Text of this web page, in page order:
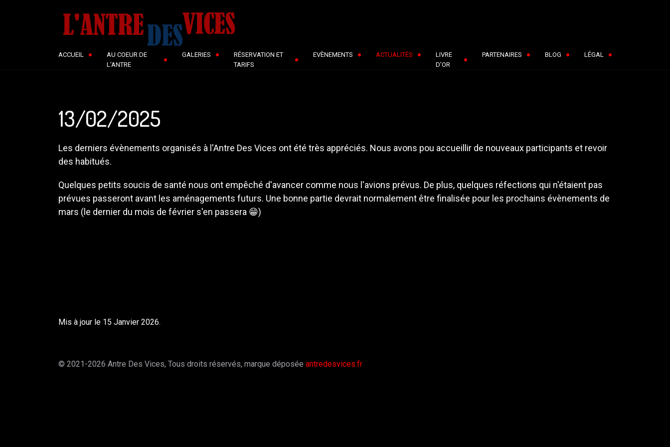
ACCUEIL
AU COEUR DE
L'ANTRE
GALERIES
RÉSERVATION ET
TARIFS
EVÈNEMENTS ACTUALITÉS
LIVRE
D'OR
PARTENAIRES BLOG LÉGAL
13/02/2025
Les derniers évènements organisés à l'Antre Des Vices ont été très appréciés. Nous avons pou accueillir de nouveaux participants et revoir
des habitués.
Quelques petits soucis de santé nous ont empêché d'avancer comme nous l'avions prévus. De plus, quelques réfections qui n'étaient pas
prévues passeront avant les aménagements futurs. Une bonne partie devrait normalement être finalisée pour les prochains évènements de
mars (le dernier du mois de février s'en passera 😁)
Mis à jour le 15 Janvier 2026.
© 2021-2026 Antre Des Vices, Tous droits réservés, marque déposée antredesvices.fr